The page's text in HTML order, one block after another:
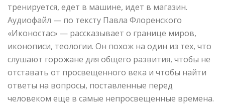
тренируется, едет в машине, идет в магазин.
Аудиофайл — по тексту Павла Флоренского
«Иконостас» — рассказывает о границе миров,
иконописи, теологии. Он похож на один из тех, что
слушают горожане для общего развития, чтобы не
отставать от просвещенного века и чтобы найти
ответы на вопросы, поставленные перед
человеком еще в самые непросвещенные времена.